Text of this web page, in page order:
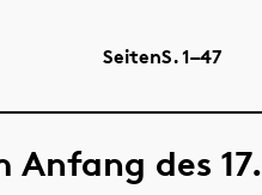
SeitenS.1–47
Anfang des 17.